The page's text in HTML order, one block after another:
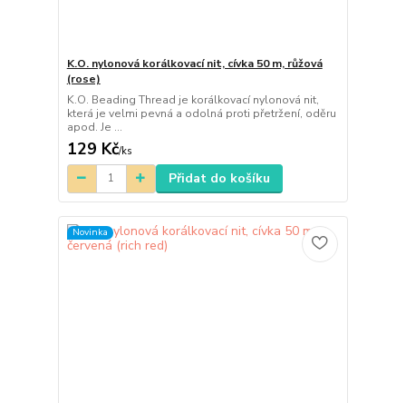
K.O. nylonová korálkovací nit, cívka 50 m, růžová
(rose)
K.O. Beading Thread je korálkovací nylonová nit,
která je velmi pevná a odolná proti přetržení, oděru
apod. Je ...
129 Kč/ks
Přidat do košíku
Novinka